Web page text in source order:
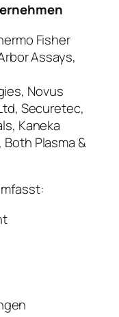
Fisher
Assays,
Novus
Securetec,
Kaneka
Both Plasma &